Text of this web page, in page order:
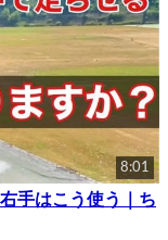
8:01
手はこう使う｜ち